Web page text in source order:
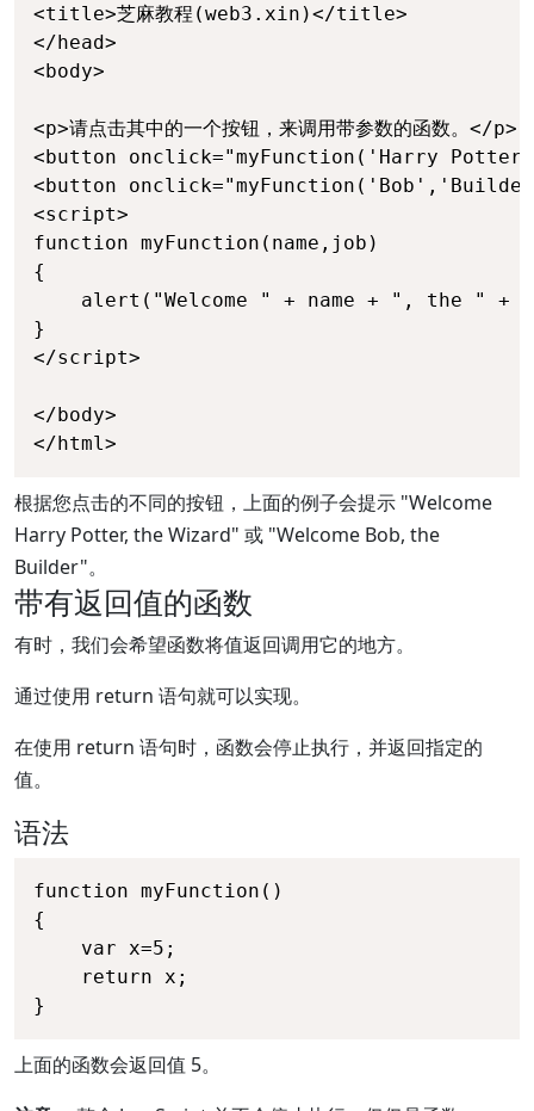
<title>芝麻教程(web3.xin)</title>
</head>
<body>
<p>请点击其中的一个按钮，来调用带参数的函数。</p>
<button onclick="myFunction('Harry
<button
<script>
function myFunction(name,job)
{
}
</script>
</body>
</html>
根据您点击的不同的按钮，上面的例子会提示 "Welcome
Harry Potter, the Wizard" 或 "Welcome Bob, the
Builder"。
带有返回值的函数
有时，我们会希望函数将值返回调用它的地方。
通过使用 return 语句就可以实现。
在使用 return 语句时，函数会停止执行，并返回指定的
值。
语法
function myFunction()
{
    var x=5;
    return x;
}
上面的函数会返回值 5。